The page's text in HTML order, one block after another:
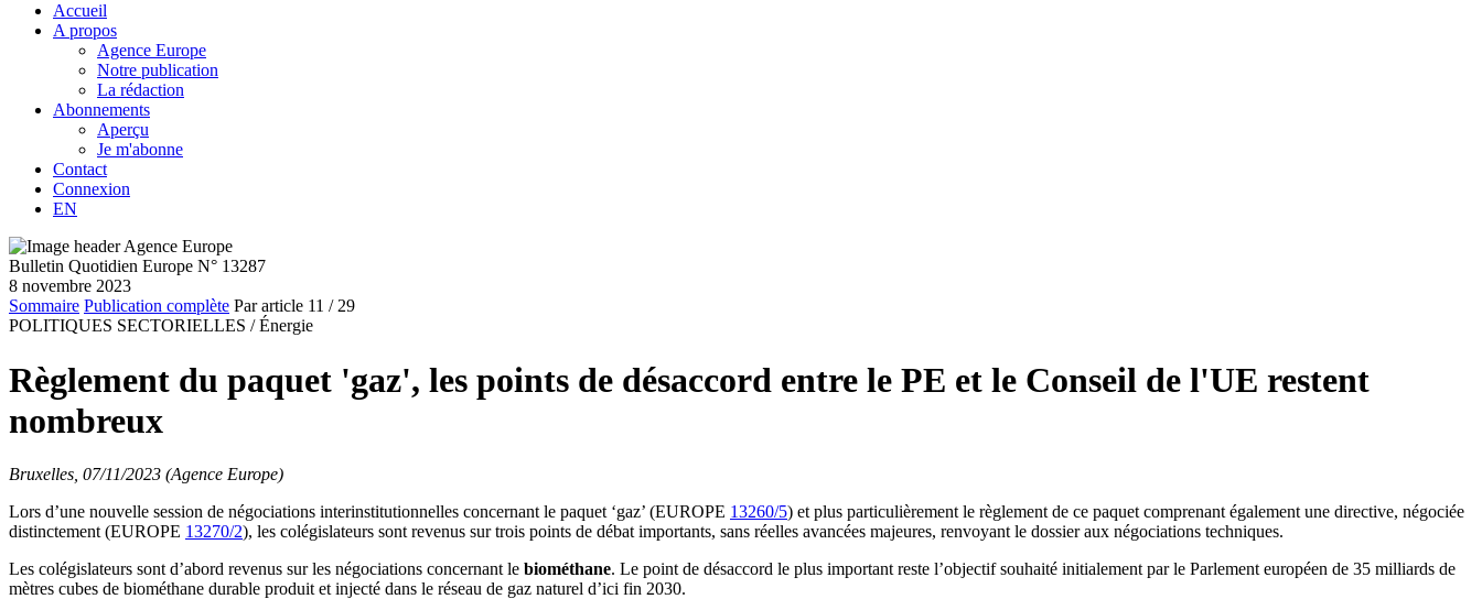
Accueil
A propos
Agence Europe
Notre publication
La rédaction
Abonnements
Aperçu
Je m'abonne
Contact
Connexion
EN
Bulletin Quotidien Europe N° 13287
8 novembre 2023
Sommaire Publication complète Par article 11 / 29
POLITIQUES SECTORIELLES / Énergie
Règlement du paquet 'gaz', les points de désaccord entre le PE et le Conseil de l'UE restent
nombreux
Bruxelles, 07/11/2023 (Agence Europe)
Lors d’une nouvelle session de négociations interinstitutionnelles concernant le paquet ‘gaz’ (EUROPE 13260/5) et plus particulièrement le règlement de ce paquet comprenant également une directive, négociée
distinctement (EUROPE 13270/2), les colégislateurs sont revenus sur trois points de débat importants, sans réelles avancées majeures, renvoyant le dossier aux négociations techniques.
Les colégislateurs sont d’abord revenus sur les négociations concernant le biométhane. Le point de désaccord le plus important reste l’objectif souhaité initialement par le Parlement européen de 35 milliards de
mètres cubes de biométhane durable produit et injecté dans le réseau de gaz naturel d’ici fin 2030.